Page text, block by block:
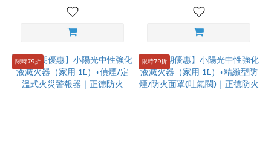
(7)
防
限時79折 限時79折